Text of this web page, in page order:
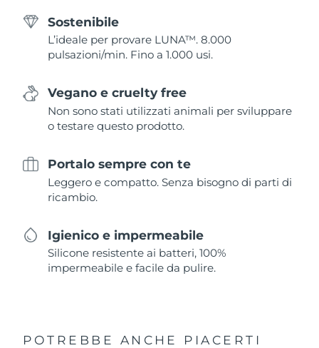
Sostenibile
L’ideale per provare LUNA™. 8.000
pulsazioni/min. Fino a 1.000 usi.
Vegano e cruelty free
Non sono stati utilizzati animali per sviluppare
o testare questo prodotto.
Portalo sempre con te
Leggero e compatto. Senza bisogno di parti di
ricambio.
Igienico e impermeabile
Silicone resistente ai batteri, 100%
impermeabile e facile da pulire.
POTREBBE ANCHE PIACERTI